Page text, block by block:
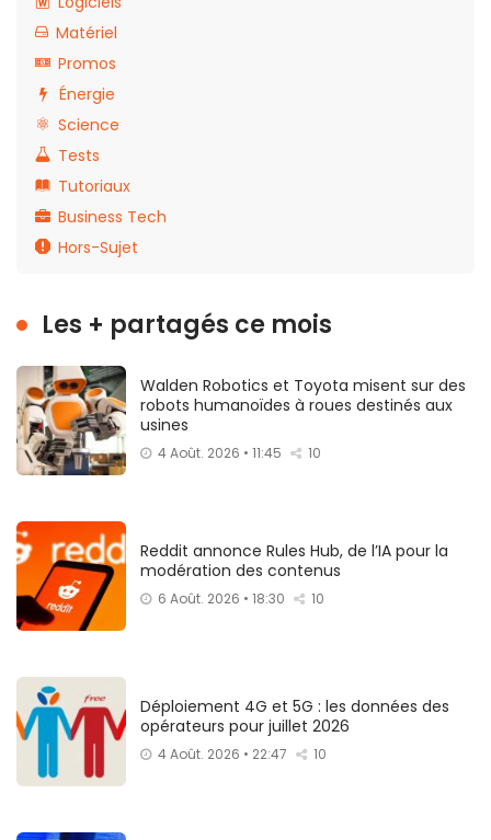
Matériel
Promos
Énergie
Science
Tests
Tutoriaux
Business Tech
Hors-Sujet
Les + partagés ce mois
Walden Robotics et Toyota misent sur des
robots humanoïdes à roues destinés aux
usines
4 Août. 2026 • 11:45 10
Reddit annonce Rules Hub, de l’IA pour la
modération des contenus
6 Août. 2026 • 18:30 10
Déploiement 4G et 5G : les données des
opérateurs pour juillet 2026
4 Août. 2026 • 22:47 10